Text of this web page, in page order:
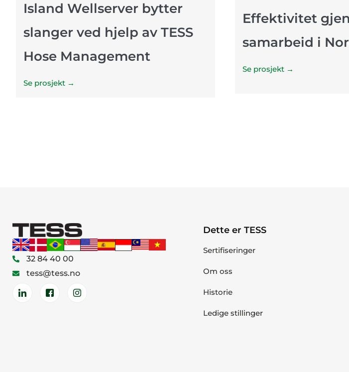
Island Wellserver bytter
slanger ved hjelp av TESS
Hose Management
Se prosjekt →
Effektivitet
samarbeid i
Se prosjekt →
32 84 40 00
tess@tess.no
Dette er TESS
Sertifiseringer
Om oss
Historie
Ledige stillinger